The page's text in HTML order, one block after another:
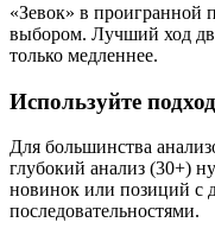
«Зевок» в проигранной
выбором. Лучший ход
только медленнее.
Используйте
Для большинства
глубокий анализ (30+)
новинок или позиций с
последовательностями.